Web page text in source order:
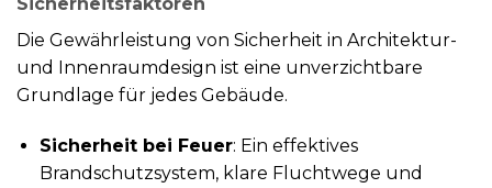
Die Gewährleistung von Sicherheit in Architektur-
und Innenraumdesign ist eine unverzichtbare
Grundlage für jedes Gebäude.
Sicherheit bei Feuer: Ein effektives
Brandschutzsystem, klare Fluchtwege und